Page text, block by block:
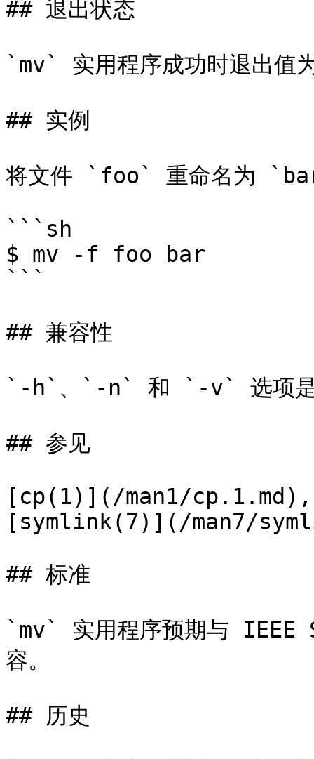
## 退出状态
`mv` 实用程序成功时退出值
## 实例
将文件 `foo` 重命名为
```sh
$ mv -f foo bar
```
## 兼容性
`-h`、`-n` 和 `-v` 选项是非
## 参见
[cp(1)](/man1/
[symlink(7)](/man7/
## 标准
`mv` 实用程序预期与
容。
## 历史